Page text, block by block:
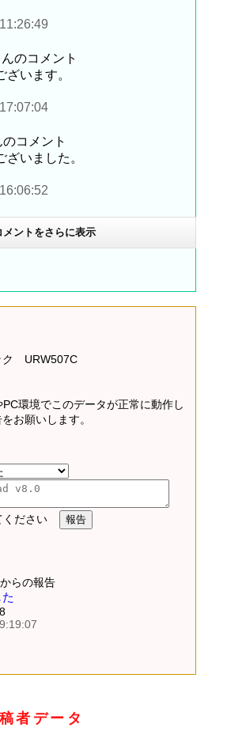
んのコメント
ざいます。
のコメント
ざいました。
メントをさらに表示
ク URW507C
環境でこのデータが正常に動作し
お願いします。
ください
らの報告
者データ